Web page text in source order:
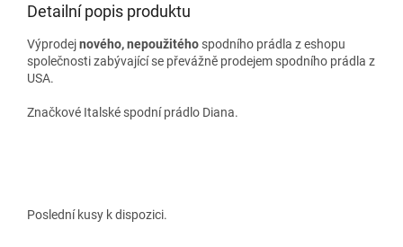
Detailní popis produktu
Výprodejnového, nepoužitého spodního prádla z eshopu
společnosti zabývající se převážně prodejem spodního prádla z
USA.
Značkové Italské spodní prádlo Diana.
Poslední kusy k dispozici.